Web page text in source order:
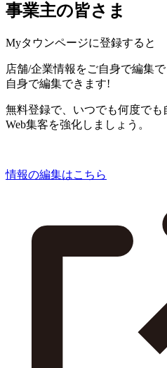
事業主の皆さま
Myタウンページに登録すると
店舗/企業情報をご自身で編集
自身で編集できます!
無料登録で、いつでも何度でも
Web集客を強化しましょう。
情報の編集はこちら